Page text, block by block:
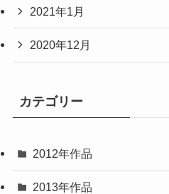
2021年1月
2020年12月
カテゴリー
2012年作品
2013年作品